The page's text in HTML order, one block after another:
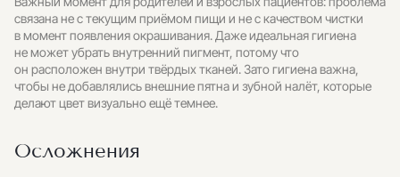
связана не с текущим приёмом пищи и не с качеством чистки
в момент появления окрашивания. Даже идеальная гигиена
не может убрать внутренний пигмент, потому что
он расположен внутри твёрдых тканей. Зато гигиена важна,
чтобы не добавлялись внешние пятна и зубной налёт, которые
делают цвет визуально ещё темнее.
Осложнения